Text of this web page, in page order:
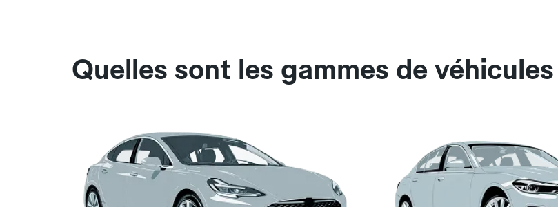
Quelles sont les gammes de